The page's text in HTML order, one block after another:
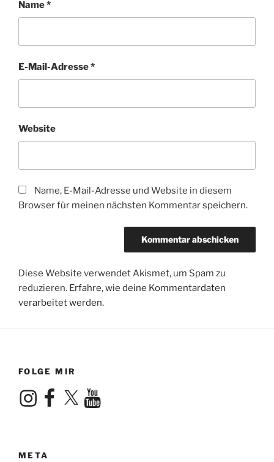
Name*
E-Mail-Adresse*
Website
Name, E-Mail-Adresse und Website in diesem
Browser für meinen nächsten Kommentar speichern.
Diese Website verwendet Akismet, um Spam zu
reduzieren. Erfahre, wie deine Kommentardaten
verarbeitet werden.
FOLGE MIR
InstagramFacebook
X YouTube
META